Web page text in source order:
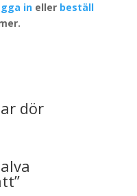
ineller beställ
dör